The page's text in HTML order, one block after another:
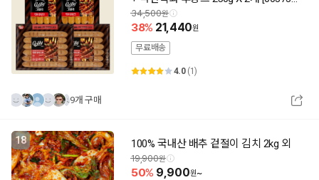
591]
34,500
38 21,440
무료배송
4.0 (1)
9개 구매
18 100% 국내산 배추 겉절이 김치 2kg 외
19,900
50 9,900
~